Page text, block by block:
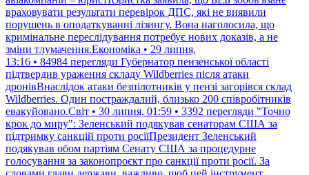
враховувати результати перевірок ДПС, які не виявили
порушень в оподаткуванні лізингу. Вона наголосила, що
кримінальне переслідування потребує нових доказів, а не
зміни тлумачення.Економіка • 29 липня,
13:16 • 84984 перегляди Губернатор пензенської області
підтвердив ураження складу Wildberries після атаки
дронівВнаслідок атаки безпілотників у пензі загорівся склад
Wildberries. Один постраждалий, близько 200 співробітників
евакуйовано.Світ • 30 липня, 01:59 • 3392 перегляди "Точно
крок до миру": Зеленський подякував сенаторам США за
підтримку санкцій проти росіїПрезидент Зеленський
подякував обом партіям Сенату США за процедурне
голосування за законопроєкт про санкції проти росії. За